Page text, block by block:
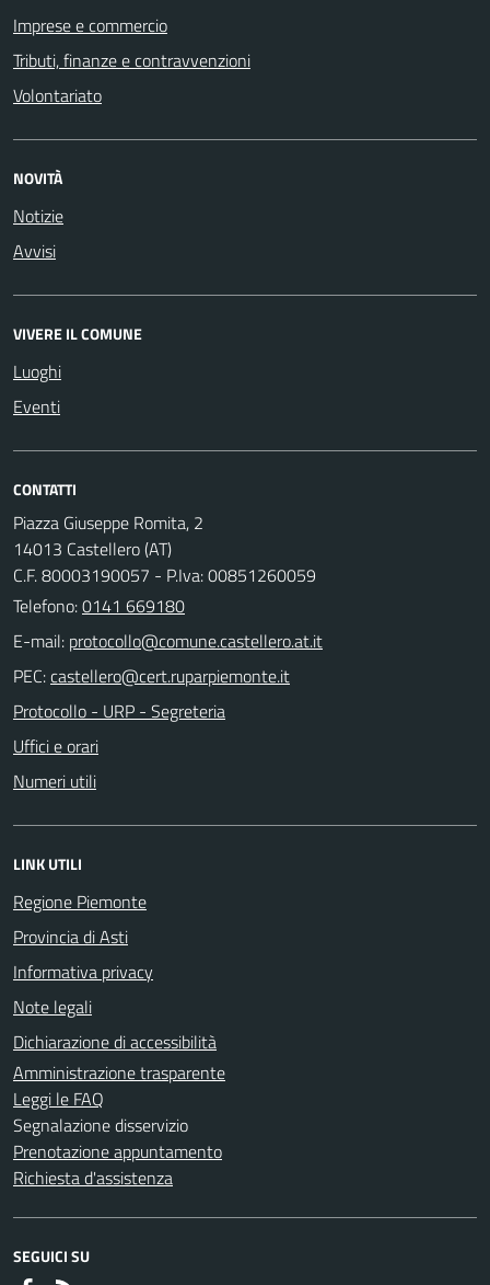
Imprese e commercio
Tributi, finanze e contravvenzioni
Volontariato
NOVITÀ
Notizie
Avvisi
VIVERE IL COMUNE
Luoghi
Eventi
CONTATTI
Piazza Giuseppe Romita, 2
14013 Castellero (AT)
C.F. 80003190057 - P.Iva: 00851260059
Telefono:0141 669180
E-mail:
PEC:
Protocollo - URP - Segreteria
Uffici e orari
Numeri utili
LINK UTILI
Regione Piemonte
Provincia di Asti
Informativa privacy
Note legali
Dichiarazione di accessibilità
Amministrazione trasparente
Leggi le FAQ
Segnalazione disservizio
Prenotazione appuntamento
Richiesta d'assistenza
SEGUICI SU